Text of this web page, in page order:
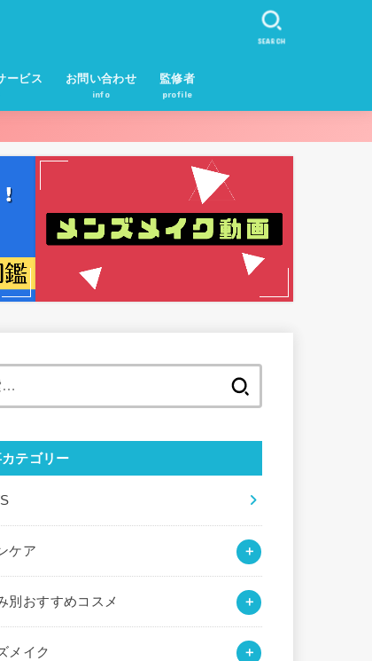
ービス お問い合わせ
info
監修者
profile
SEARCH
テゴリー
ケア
別おすすめコスメ
メイク